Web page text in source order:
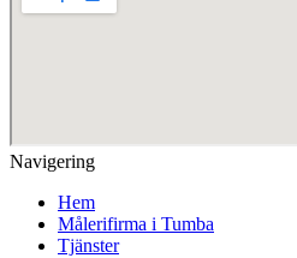
Navigering
Hem
Målerifirma i Tumba
Tjänster